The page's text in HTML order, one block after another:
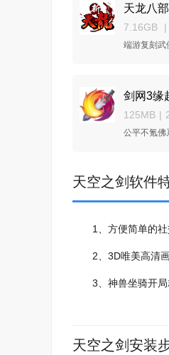
天龙八部
7.16GB |
端游复刻武
剑网3缘
125MB |
公平不氪佛
天空之剑软件
1、方便简单的社
2、3D唯美高清画
3、神兽坐骑开局
天空之剑安装